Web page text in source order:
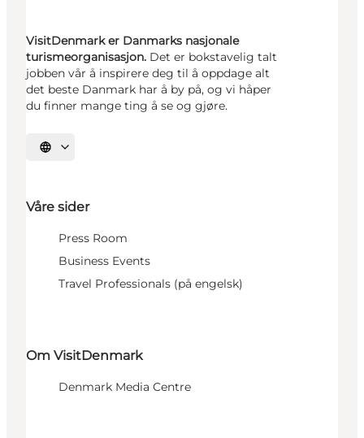
VisitDenmark er Danmarks nasjonale
turismeorganisasjon. Det er bokstavelig talt
jobben vår å inspirere deg til å oppdage alt
det beste Danmark har å by på, og vi håper
du finner mange ting å se og gjøre.
Velg språk
Våre sider
Press Room
Business Events
Travel Professionals (på engelsk)
Om VisitDenmark
Denmark Media Centre